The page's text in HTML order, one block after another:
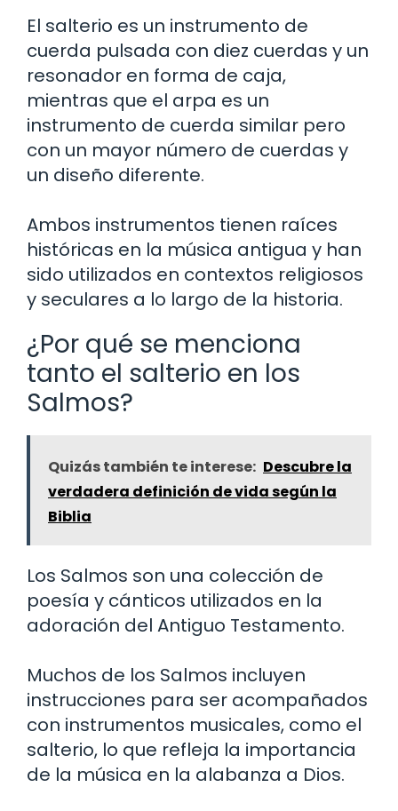
El salterio es un instrumento de
cuerda pulsada con diez cuerdas y un
resonador en forma de caja,
mientras que el arpa es un
instrumento de cuerda similar pero
con un mayor número de cuerdas y
un diseño diferente.
Ambos instrumentos tienen raíces
históricas en la música antigua y han
sido utilizados en contextos religiosos
y seculares a lo largo de la historia.
¿Por qué se menciona
tanto el salterio en los
Salmos?
Quizás también te interese: Descubre la
verdadera definición de vida según la
Biblia
Los Salmos son una colección de
poesía y cánticos utilizados en la
adoración del Antiguo Testamento.
Muchos de los Salmos incluyen
instrucciones para ser acompañados
con instrumentos musicales, como el
salterio, lo que refleja la importancia
de la música en la alabanza a Dios.